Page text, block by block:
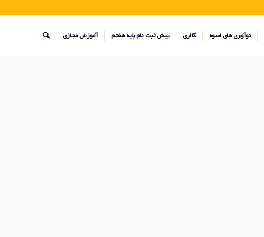
نوآوری های اسوه گالری پیش ثبت نام پایه هفتم آموزش مجازی